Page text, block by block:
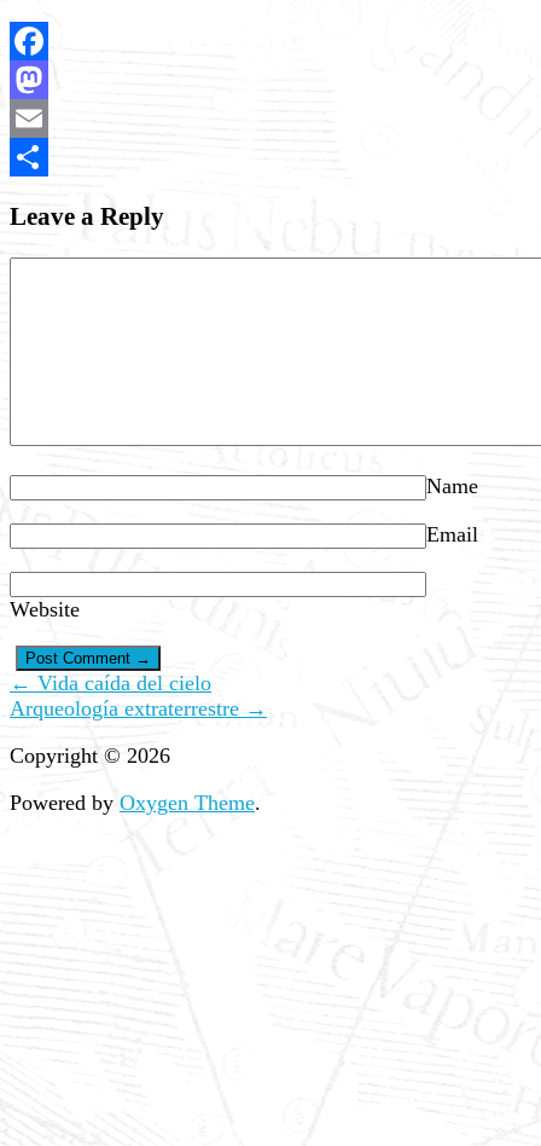
Facebook
Mastodon
Email
Leave a Reply
Name
Email
Website
← Vida caída del cielo
Arqueología extraterrestre →
Copyright © 2026
Powered by Oxygen Theme.